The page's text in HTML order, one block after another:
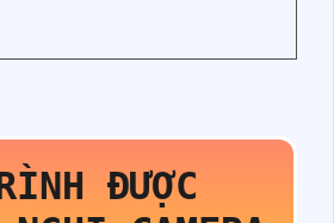
ĐƯỢC